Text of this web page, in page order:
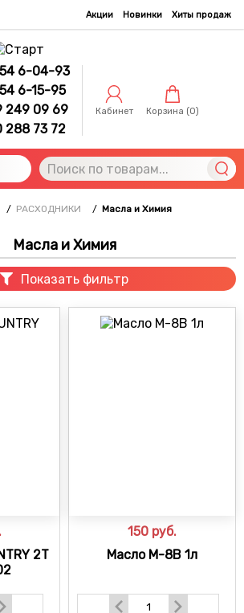
Акции Новинки Хиты продаж
6-04-93
6-15-95
249 09 69
288 73 72
Кабинет Корзина (0)
/ РАСХОДНИКИ / Масла и Химия
Масла и Химия
Показать фильтр
2Т
150 руб.
Масло М-8В 1л